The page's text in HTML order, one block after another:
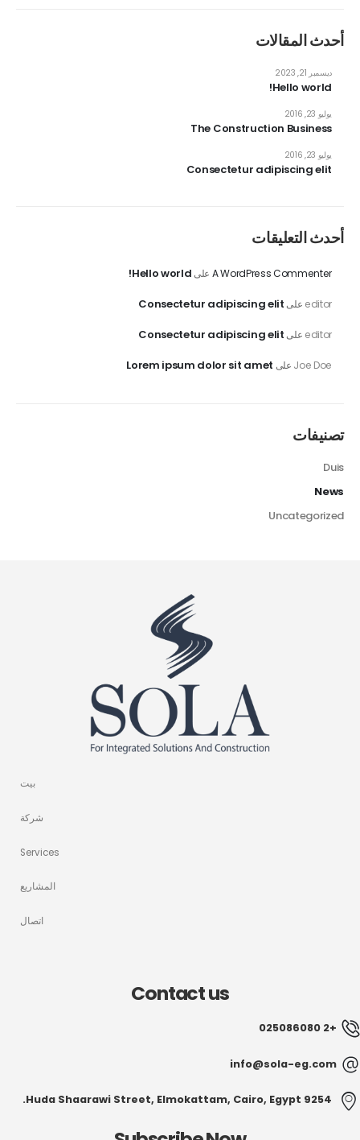
أحدث المقالات
Hello world!
ديسمبر 21, 2023
The Construction Business
يوليو 23, 2016
Consectetur adipiscing elit
يوليو 23, 2016
أحدث التعليقات
A WordPress Commenter علىHello world!
editor علىConsectetur adipiscing elit
editor علىConsectetur adipiscing elit
Joe Doe على Lorem ipsum dolor sit amet
تصنيفات
Duis
News
Uncategorized
بيت
شركة
Services
المشاريع
اتصال
Contact us
+2 025086080
info@sola-eg.com
9254 Huda Shaarawi Street, Elmokattam, Cairo, Egypt.